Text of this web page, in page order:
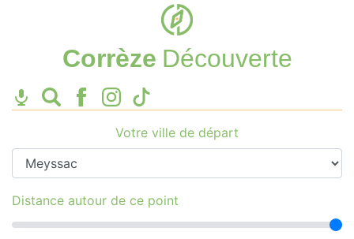
Corrèze Découverte
Votre ville de départ
Distance autour de ce point